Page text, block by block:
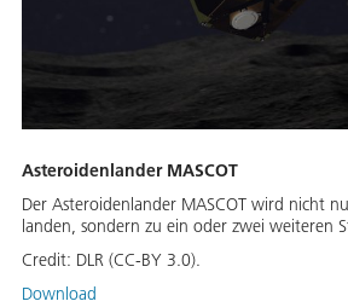
Asteroidenlander MASCOT
Der Asteroidenlander MASCOT wird nicht
landen, sondern zu ein oder zwei weiteren
Credit: DLR (CC-BY 3.0).
Download